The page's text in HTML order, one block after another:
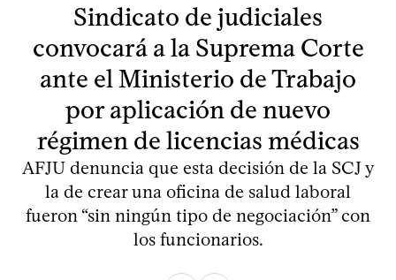
Sindicato de judiciales
convocará a la Suprema Corte
ante el Ministerio de Trabajo
por aplicación de nuevo
régimen de licencias médicas
AFJU denuncia que esta decisión de la SCJ y
la de crear una oficina de salud laboral
fueron “sin ningún tipo de negociación” con
los funcionarios.